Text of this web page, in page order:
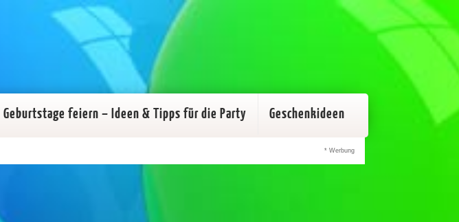
Geburtstage feiern – Ideen & Tipps für die Party Geschenkideen
* Werbung